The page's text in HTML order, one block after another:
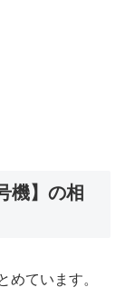
機】の相
めています。